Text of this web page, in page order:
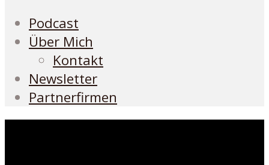
Podcast
Über Mich
Kontakt
Newsletter
Partnerfirmen